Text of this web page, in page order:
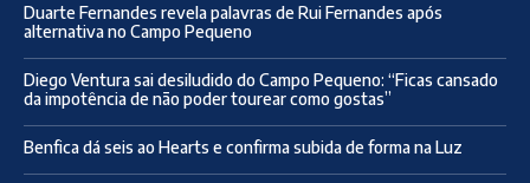
Duarte Fernandes revela palavras de Rui Fernandes após
alternativa no Campo Pequeno
Diego Ventura sai desiludido do Campo Pequeno: “Ficas cansado
da impotência de não poder tourear como gostas”
Benfica dá seis ao Hearts e confirma subida de forma na Luz